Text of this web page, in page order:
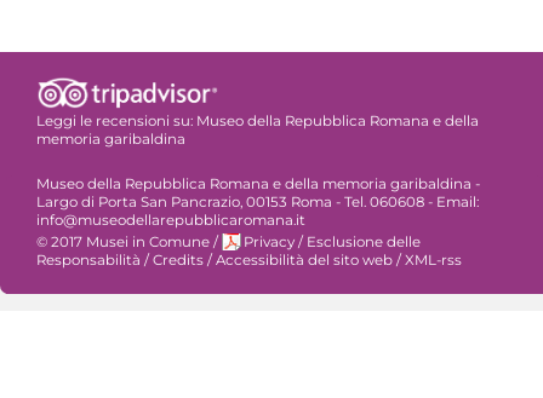
Leggi le recensioni su: Museo della Repubblica Romana e della
memoria garibaldina
Museo della Repubblica Romana e della memoria garibaldina -
Largo di Porta San Pancrazio, 00153 Roma - Tel. 060608 - Email:
info@museodellarepubblicaromana.it
© 2017 Musei in Comune / Privacy / Esclusione delle
Responsabilità / Credits / Accessibilità del sito web / XML-rss